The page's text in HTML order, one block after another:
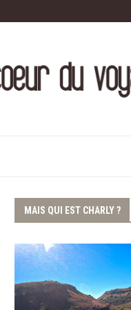
MAIS QUI EST CHARLY ?